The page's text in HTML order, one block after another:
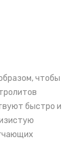
чтобы
быстро и